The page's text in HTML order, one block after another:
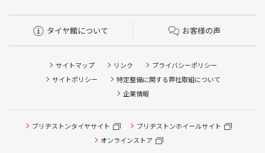
タイヤ館について お客様の声
サイトマップ リンク
プライバシーポリシー
サイトポリシー
特定整備に関する弊社取組について
企業情報
ブリヂストンタイヤサイト
ブリヂストンホイールサイト
オンラインストア